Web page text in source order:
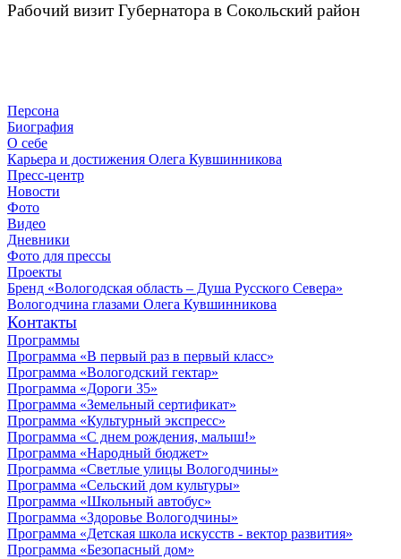
Рабочий визит Губернатора в Сокольский район
Персона
Биография
О себе
Карьера и достижения Олега Кувшинникова
Пресс-центр
Новости
Фото
Видео
Дневники
Фото для прессы
Проекты
Бренд «Вологодская область – Душа Русского Севера»
Вологодчина глазами Олега Кувшинникова
Контакты
Программы
Программа «В первый раз в первый класс»
Программа «Вологодский гектар»
Программа «Дороги 35»
Программа «Земельный сертификат»
Программа «Культурный экспресс»
Программа «С днем рождения, малыш!»
Программа «Народный бюджет»
Программа «Светлые улицы Вологодчины»
Программа «Сельский дом культуры»
Программа «Школьный автобус»
Программа «Здоровье Вологодчины»
Программа «Детская школа искусств - вектор развития»
Программа «Безопасный дом»